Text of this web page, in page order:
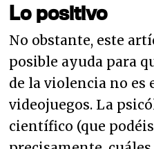
Lo positivo
No obstante, este
posible ayuda para
de la violencia no
videojuegos. La
científico (que